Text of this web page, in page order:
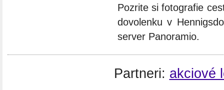
Pozrite si fotografie
dovolenku v
server Panoramio.
Partneri: akciové